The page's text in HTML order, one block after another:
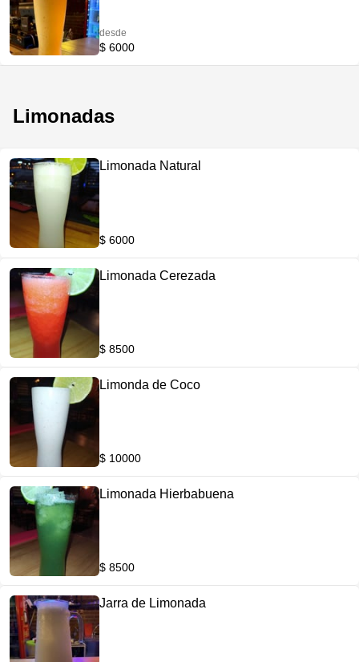
desde
$ 6000
Limonadas
Limonada Natural
$ 6000
Limonada Cerezada
$ 8500
Limonda de Coco
$ 10000
Limonada Hierbabuena
$ 8500
Jarra de Limonada